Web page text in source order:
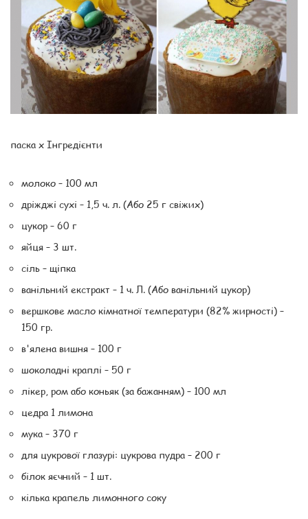
паска x Інгредієнти
молоко – 100 мл
дріжджі сухі – 1,5 ч. л. (Або 25 г свіжих)
цукор – 60 г
яйця – 3 шт.
сіль – щіпка
ванільний екстракт – 1 ч. Л. (Або ванільний цукор)
вершкове масло кімнатної температури (82% жирності) –
150 гр.
в'ялена вишня – 100 г
шоколадні краплі – 50 г
лікер, ром або коньяк (за бажанням) – 100 мл
цедра 1 лимона
мука – 370 г
для цукрової глазурі: цукрова пудра – 200 г
білок яєчний – 1 шт.
кілька крапель лимонного соку